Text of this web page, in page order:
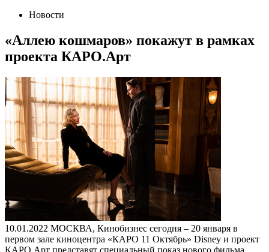
Новости
«Аллею кошмаров» покажут в рамках
проекта КАРО.Арт
10.01.2022 МОСКВА, Кинобизнес сегодня – 20 января в
первом зале киноцентра «КАРО 11 Октябрь» Disney и проект
КАРО.Арт представят специальный показ нового фильма